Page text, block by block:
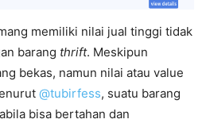
memiliki nilai jual tinggi tidak
barang thrift. Meskipun
bekas, namun nilai atau value
@tubirfess, suatu barang
bisa bertahan dan